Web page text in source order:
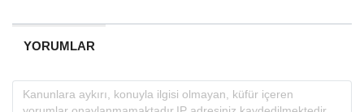
YORUMLAR